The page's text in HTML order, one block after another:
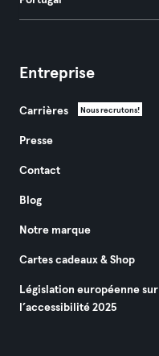
Entreprise
Carrières Nous recrutons!
Presse
Contact
Blog
Notre marque
Cartes cadeaux & Shop
Législation européenne sur
l’accessibilité 2025